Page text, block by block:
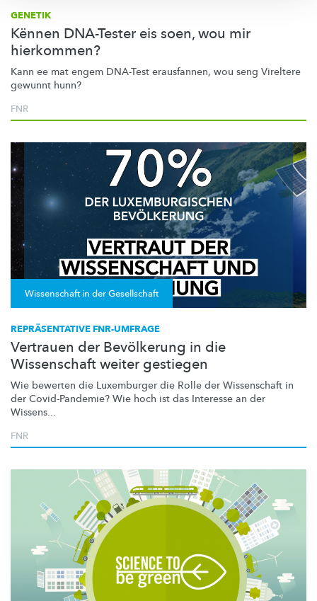
GENETIK
Kënnen DNA-Tester eis soen, wou mir
hierkommen?
Kann ee mat engem DNA-Test erausfannen, wou seng Vireltere
gewunnt hunn?
FNR
Wissenschaft in der Gesellschaft
REPRÄSENTATIVE FNR-UMFRAGE
Vertrauen der Bevölkerung in die
Wissenschaft weiter gestiegen
Wie bewerten die Luxemburger die Rolle der Wissenschaft in
der Covid-Pandemie? Wie hoch ist das Interesse an der
Wissens...
FNR